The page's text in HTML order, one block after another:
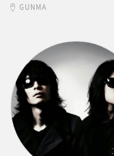
GUNMA